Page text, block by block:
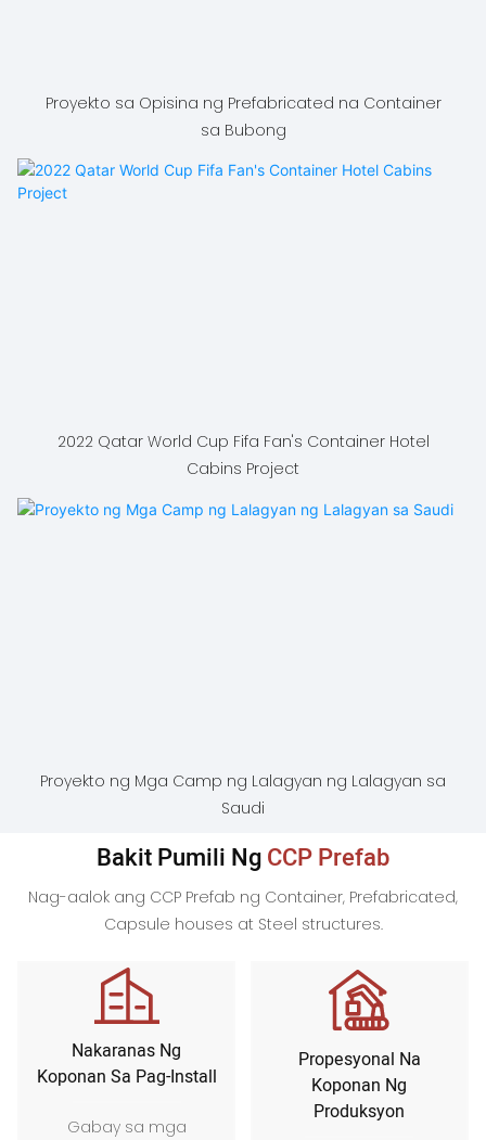
Proyekto sa Opisina ng Prefabricated na Container
sa Bubong
2022 Qatar World Cup Fifa Fan's Container Hotel
Cabins Project
Proyekto ng Mga Camp ng Lalagyan ng Lalagyan sa
Saudi
Bakit Pumili NgCCP Prefab
Nag-aalok ang CCP Prefab ng Container, Prefabricated,
Capsule houses at Steel structures.
Nakaranas Ng
Koponan Sa Pag-Install
Gabay sa mga
Propesyonal Na
Koponan Ng
Produksyon